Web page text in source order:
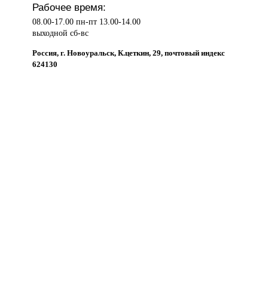
Рабочее время:
08.00-17.00 пн-пт 13.00-14.00
выходной сб-вс
Россия, г. Новоуральск, К.цеткин, 29, почтовый индекс
624130